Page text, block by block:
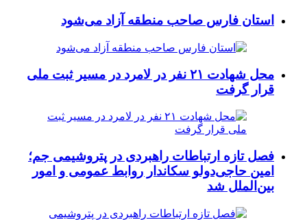
استان فارس صاحب منطقه آزاد می‌شود
محل شهادت ۲۱ نفر در لامرد در مسیر ثبت ملی
قرار گرفت
فصل تازه ارتباطات راهبردی در پتروشیمی جم؛
امین حاجی‌دولو سکاندار روابط عمومی و امور
بین‌الملل شد